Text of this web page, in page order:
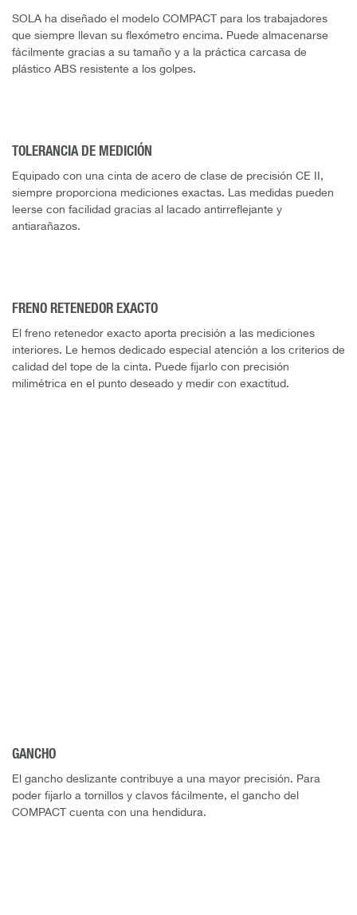
SOLA ha diseñado el modelo COMPACT para los trabajadores
que siempre llevan su flexómetro encima. Puede almacenarse
fácilmente gracias a su tamaño y a la práctica carcasa de
plástico ABS resistente a los golpes.
TOLERANCIA DE MEDICIÓN
Equipado con una cinta de acero de clase de precisión CE II,
siempre proporciona mediciones exactas. Las medidas pueden
leerse con facilidad gracias al lacado antirreflejante y
antiarañazos.
FRENO RETENEDOR EXACTO
El freno retenedor exacto aporta precisión a las mediciones
interiores. Le hemos dedicado especial atención a los criterios de
calidad del tope de la cinta. Puede fijarlo con precisión
milimétrica en el punto deseado y medir con exactitud.
GANCHO
El gancho deslizante contribuye a una mayor precisión. Para
poder fijarlo a tornillos y clavos fácilmente, el gancho del
COMPACT cuenta con una hendidura.